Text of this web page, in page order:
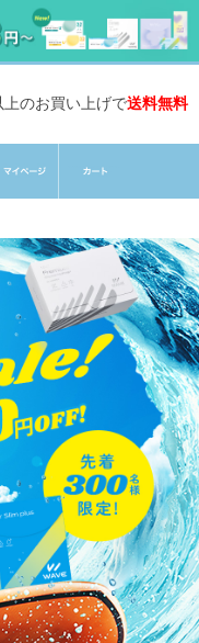
のお買い上げで送料無料